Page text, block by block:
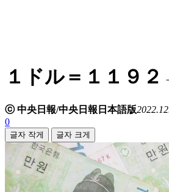
１ドル＝１１９
ⓒ 中央日報/中央日報日本語版
0
글자 작게 글자 크게